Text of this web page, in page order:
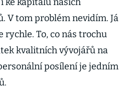
V tom problém nevidím. Já
rychle. To, co nás trochu
kvalitních vývojářů na
posílení je jedním